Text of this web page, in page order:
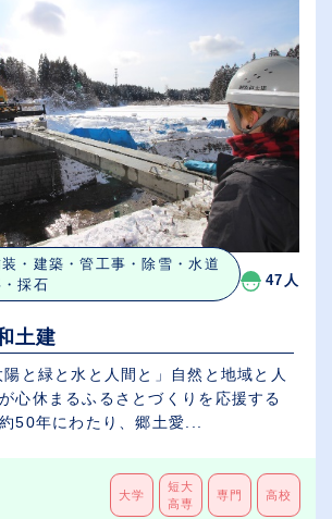
従業員が多い順
日数が多い順
・建築・管工事・除雪・水道
採石
47人
土建
と緑と水と人間と」自然と地域と人
心休まるふるさとづくりを応援する
50年にわたり、郷土愛...
大学
短大
高専
専門 高校